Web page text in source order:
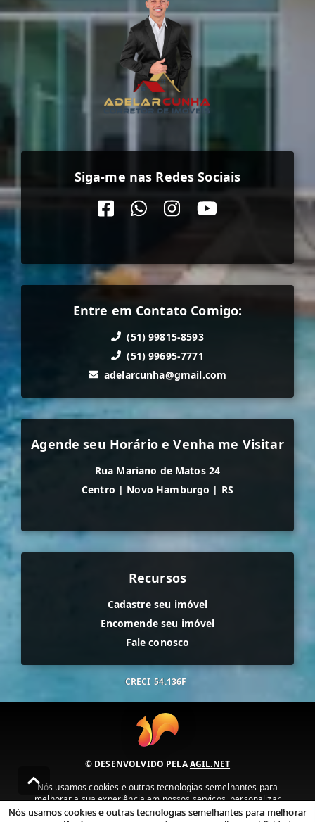
Siga-me nas Redes Sociais
Entre em Contato Comigo:
(51) 99815-8593
(51) 99695-7771
adelarcunha@gmail.com
Agende seu Horário e Venha me Visitar
Rua Mariano de Matos 24
Centro | Novo Hamburgo | RS
Recursos
Cadastre seu imóvel
Encomende seu imóvel
Fale conosco
CRECI 54.136F
© DESENVOLVIDO PELAAGIL.NET
Nós usamos cookies e outras tecnologias semelhantes para
melhorar a sua experiência em nossos serviços, personalizar
publicidade e recomendar conteúdo de seu interesse. Ao utilizar
Nós usamos cookies e outras tecnologias semelhantes para melhorar